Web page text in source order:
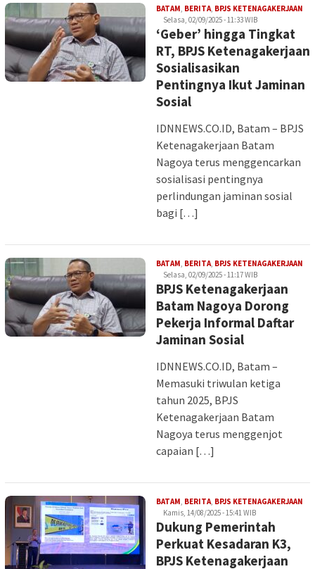
BATAM, BERITA, BPJS KETENAGAKERJAAN
Selasa, 02/09/2025 - 11:33 WIB
‘Geber’ hingga Tingkat
RT, BPJS Ketenagakerjaan
Sosialisasikan
Pentingnya Ikut Jaminan
Sosial
IDNNEWS.CO.ID, Batam – BPJS
Ketenagakerjaan Batam
Nagoya terus menggencarkan
sosialisasi pentingnya
perlindungan jaminan sosial
bagi […]
BATAM, BERITA, BPJS KETENAGAKERJAAN
Selasa, 02/09/2025 - 11:17 WIB
BPJS Ketenagakerjaan
Batam Nagoya Dorong
Pekerja Informal Daftar
Jaminan Sosial
IDNNEWS.CO.ID, Batam –
Memasuki triwulan ketiga
tahun 2025, BPJS
Ketenagakerjaan Batam
Nagoya terus menggenjot
capaian […]
BATAM, BERITA, BPJS KETENAGAKERJAAN
Kamis, 14/08/2025 - 15:41 WIB
Dukung Pemerintah
Perkuat Kesadaran K3,
BPJS Ketenagakerjaan